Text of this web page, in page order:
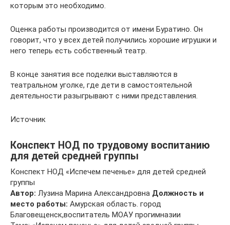
которым это необходимо.
Оценка работы производится от имени Буратино. Он
говорит, что у всех детей получились хорошие игрушки и
него теперь есть собственный театр.
В конце занятия все поделки выставляются в
театральном уголке, где дети в самостоятельной
деятельности разыгрывают с ними представления.
Источник
Конспект НОД по трудовому воспитанию
для детей средней группы
Конспект НОД «Испечем печенье» для детей средней
группы
Автор: Лузина Марина Александровна Должность и
место работы: Амурская область. город
Благовещенск,воспитатель МОАУ прогимназии